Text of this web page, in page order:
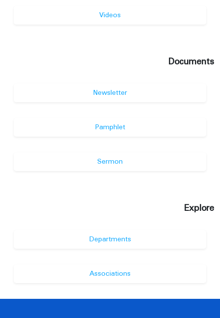
Videos
Documents
Newsletter
Pamphlet
Sermon
Explore
Departments
Associations